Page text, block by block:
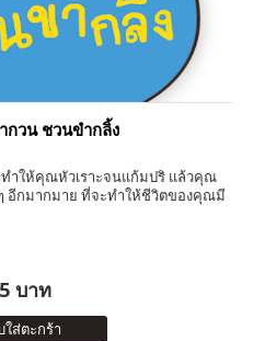
กวน ชวนขำกลิ้ง
ำให้คุณหัวเราะจนแก้มปริ แล้วคุณ
อีกมากมาย ที่จะทำให้ชีวิตของคุณมี
บาท
ส่ตะกร้า